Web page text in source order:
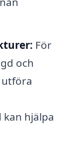
För
och
hjälpa